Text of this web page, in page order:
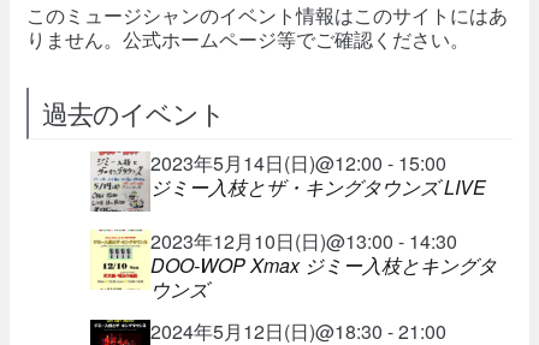
このミュージシャンのイベント情報はこのサイトにはあ
りません。公式ホームページ等でご確認ください。
過去のイベント
2023年5月14日(日)@12:00 - 15:00
ジミー入枝とザ・キングタウンズ LIVE
2023年12月10日(日)@13:00 - 14:30
DOO-WOP Xmax ジミー入枝とキングタ
ウンズ
2024年5月12日(日)@18:30 - 21:00